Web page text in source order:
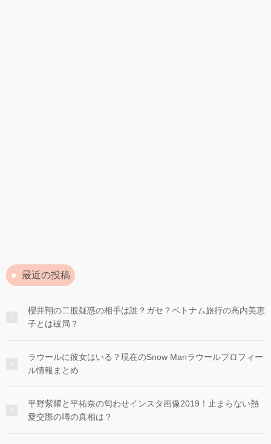
最近の投稿
櫻井翔の二股疑惑の相手は誰？ガセ？ベトナム旅行の高内美恵
子とは破局？
ラウールに彼女はいる？現在のSnow Manラウールプロフィー
ル情報まとめ
平野紫耀と平祐奈の匂わせインスタ画像2019！止まらない熱
愛交際の噂の真相は？